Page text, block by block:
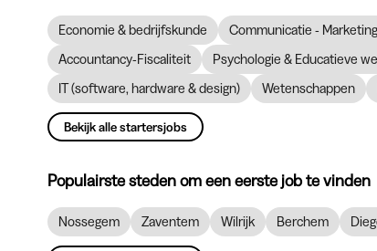
Economie & bedrijfskunde Communicatie -
Accountancy-Fiscaliteit
Psychologie & Educatieve
IT (software, hardware & design)
Wetenschappen
Bekijk alle startersjobs
Populairste steden om een eerste job te vinden
Nossegem Zaventem Wilrijk Berchem